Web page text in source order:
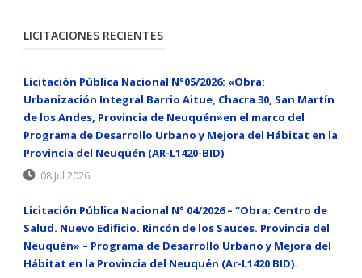
LICITACIONES RECIENTES
Licitación Pública Nacional N°05/2026: «Obra:
Urbanización Integral Barrio Aitue, Chacra 30, San Martín
de los Andes, Provincia de Neuquén»en el marco del
Programa de Desarrollo Urbano y Mejora del Hábitat en la
Provincia del Neuquén (AR-L1420-BID)
08 Jul 2026
Licitación Pública Nacional N° 04/2026 – “Obra: Centro de
Salud. Nuevo Edificio. Rincón de los Sauces. Provincia del
Neuquén» – Programa de Desarrollo Urbano y Mejora del
Hábitat en la Provincia del Neuquén (Ar-L1420 BID).